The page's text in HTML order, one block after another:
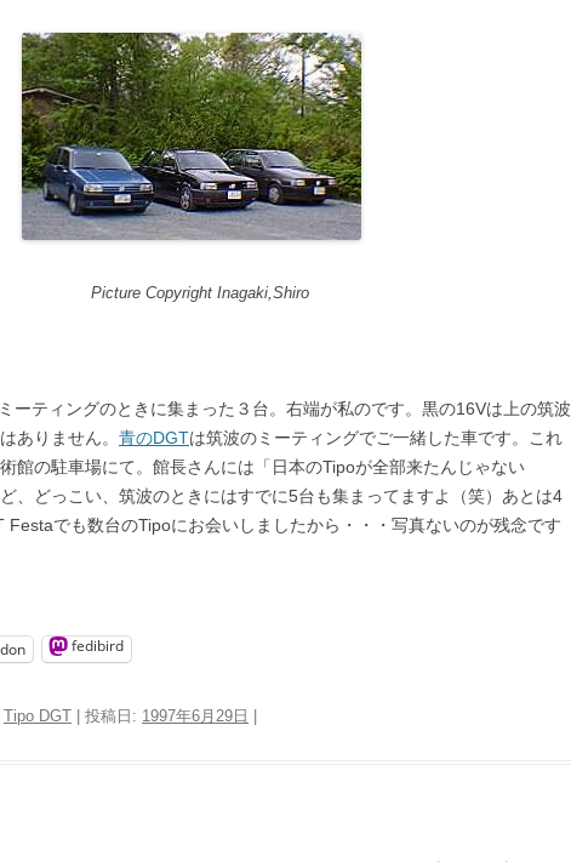
Picture Copyright Inagaki,Shiro
ーティングのときに集まった３台。右端が私のです。黒の16Vは上の筑波
ありません。 青のDGTは筑波のミーティングでご一緒した車です。これ
館の駐車場にて。館長さんには「日本のTipoが全部来たんじゃない
、どっこい、筑波のときにはすでに5台も集まってますよ（笑）あとは4
Festaでも数台のTipoにお会いしましたから・・・写真ないのが残念です
fedibird
Tipo DGT | 投稿日: 1997年6月29日 |